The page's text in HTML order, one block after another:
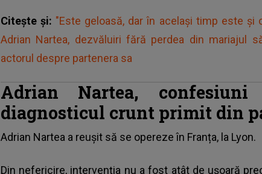
Citește și: "Este geloasă, dar în același timp este
Adrian Nartea, dezvăluiri fără perdea din mariajul
actorul despre partenera sa
Adrian Nartea, confesiuni
diagnosticul crunt primit din
Adrian Nartea a reușit să se opereze în Franța, la Lyon.
Din nefericire, intervenția nu a fost atât de ușoară